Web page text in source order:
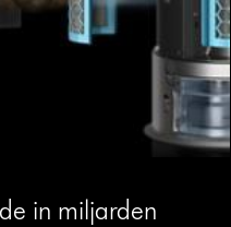
in miljarden